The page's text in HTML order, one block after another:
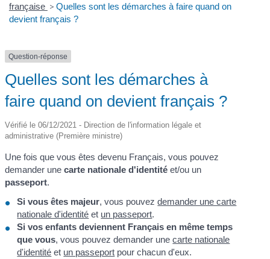
française > Quelles sont les démarches à faire quand on
devient français ?
Question-réponse
Quelles sont les démarches à
faire quand on devient français ?
Vérifié le 06/12/2021 - Direction de l'information légale et
administrative (Première ministre)
Une fois que vous êtes devenu Français, vous pouvez
demander unecarte nationale d'identité et/ou un
passeport.
Si vous êtes majeur, vous pouvezdemander une carte
nationale d'identité et un passeport.
Si vos enfants deviennent Français en même temps
que vous, vous pouvez demander unecarte nationale
d'identité et un passeport pour chacun d'eux.